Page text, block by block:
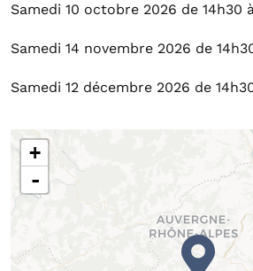
Samedi 10 octobre 2026 de 14h30
Samedi 14 novembre 2026 de
Samedi 12 décembre 2026 de
+
-